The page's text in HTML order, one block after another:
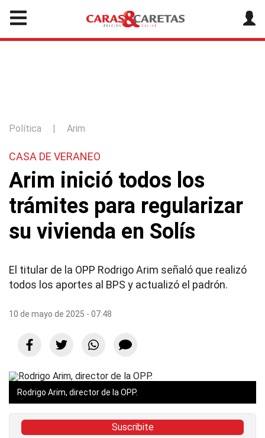
Política | Arim
CASA DE VERANEO
Arim inició todos los
trámites para regularizar
su vivienda en Solís
El titular de la OPP Rodrigo Arim señaló que realizó
todos los aportes al BPS y actualizó el padrón.
10 de mayo de 2025 - 07:48
Rodrigo Arim, director de la OPP.
Suscribite